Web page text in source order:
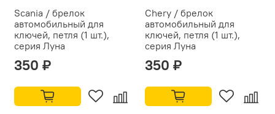
Scania / брелок
автомобильный для
ключей, петля (1 шт.),
серия Луна
350 ₽
Chery / брелок
автомобильный для
ключей, петля (1 шт.),
серия Луна
350 ₽